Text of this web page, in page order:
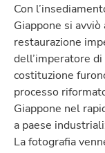
Con
Giappone si
restaurazione
dell’imperatore
costituzione
processo
Giappone nel
a paese
La fotografia